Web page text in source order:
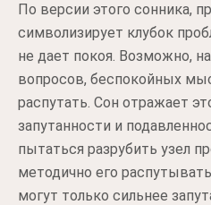
По версии этого сонника,
символизирует клубок
не дает покоя. Возможно,
вопросов, беспокойных
распутать. Сон отражает
запутанности и
пытаться разрубить узел
методично его
могут только сильнее